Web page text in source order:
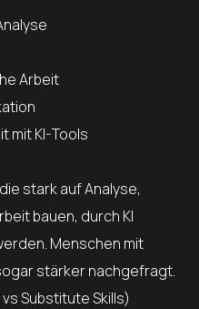
Arbeit
mit KI-Tools
stark auf Analyse,
bauen, durch KI
Menschen mit
stärker nachgefragt.
vs Substitute Skills)